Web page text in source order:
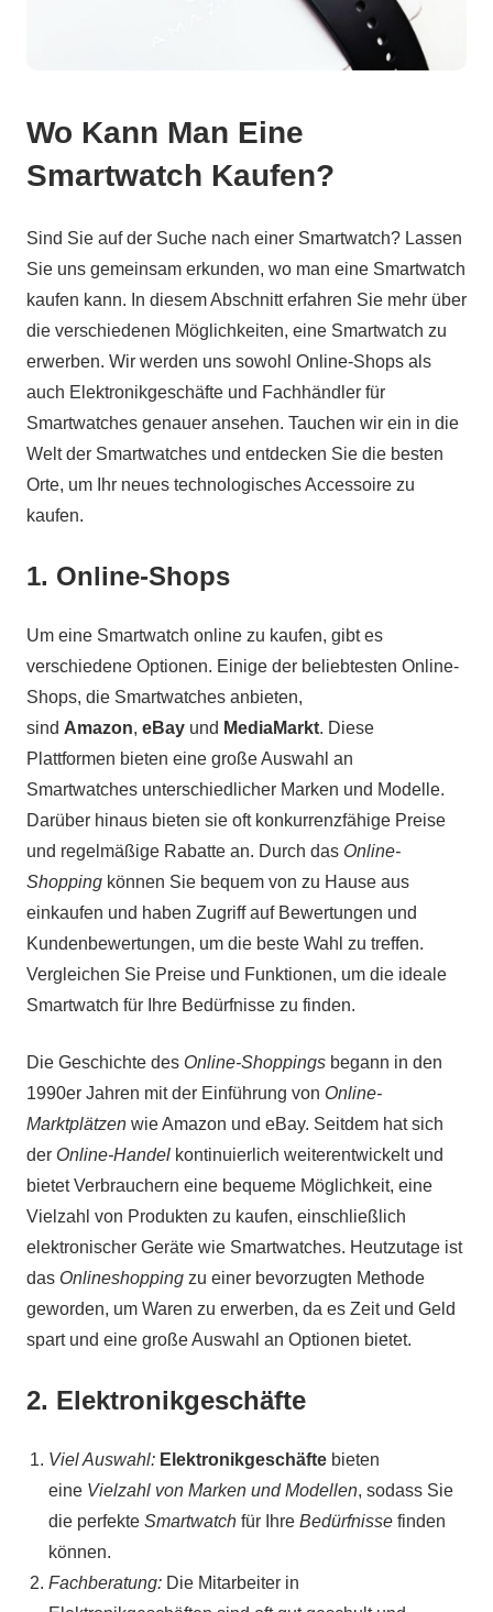
Wo Kann Man Eine
Smartwatch Kaufen?
Sind Sie auf der Suche nach einer Smartwatch? Lassen
Sie uns gemeinsam erkunden, wo man eine Smartwatch
kaufen kann. In diesem Abschnitt erfahren Sie mehr über
die verschiedenen Möglichkeiten, eine Smartwatch zu
erwerben. Wir werden uns sowohl Online-Shops als
auch Elektronikgeschäfte und Fachhändler für
Smartwatches genauer ansehen. Tauchen wir ein in die
Welt der Smartwatches und entdecken Sie die besten
Orte, um Ihr neues technologisches Accessoire zu
kaufen.
1. Online-Shops
Um eine Smartwatch online zu kaufen, gibt es
verschiedene Optionen. Einige der beliebtesten Online-
Shops, die Smartwatches anbieten,
sind Amazon, eBay und MediaMarkt. Diese
Plattformen bieten eine große Auswahl an
Smartwatches unterschiedlicher Marken und Modelle.
Darüber hinaus bieten sie oft konkurrenzfähige Preise
und regelmäßige Rabatte an. Durch das Online-
Shopping können Sie bequem von zu Hause aus
einkaufen und haben Zugriff auf Bewertungen und
Kundenbewertungen, um die beste Wahl zu treffen.
Vergleichen Sie Preise und Funktionen, um die ideale
Smartwatch für Ihre Bedürfnisse zu finden.
Die Geschichte des Online-Shoppings begann in den
1990er Jahren mit der Einführung von Online-
Marktplätzen wie Amazon und eBay. Seitdem hat sich
der Online-Handel kontinuierlich weiterentwickelt und
bietet Verbrauchern eine bequeme Möglichkeit, eine
Vielzahl von Produkten zu kaufen, einschließlich
elektronischer Geräte wie Smartwatches. Heutzutage ist
das Onlineshopping zu einer bevorzugten Methode
geworden, um Waren zu erwerben, da es Zeit und Geld
spart und eine große Auswahl an Optionen bietet.
2. Elektronikgeschäfte
Viel Auswahl: Elektronikgeschäfte bieten
eine Vielzahl von Marken und Modellen, sodass Sie
die perfekte Smartwatch für Ihre Bedürfnisse finden
können.
Fachberatung: Die Mitarbeiter in